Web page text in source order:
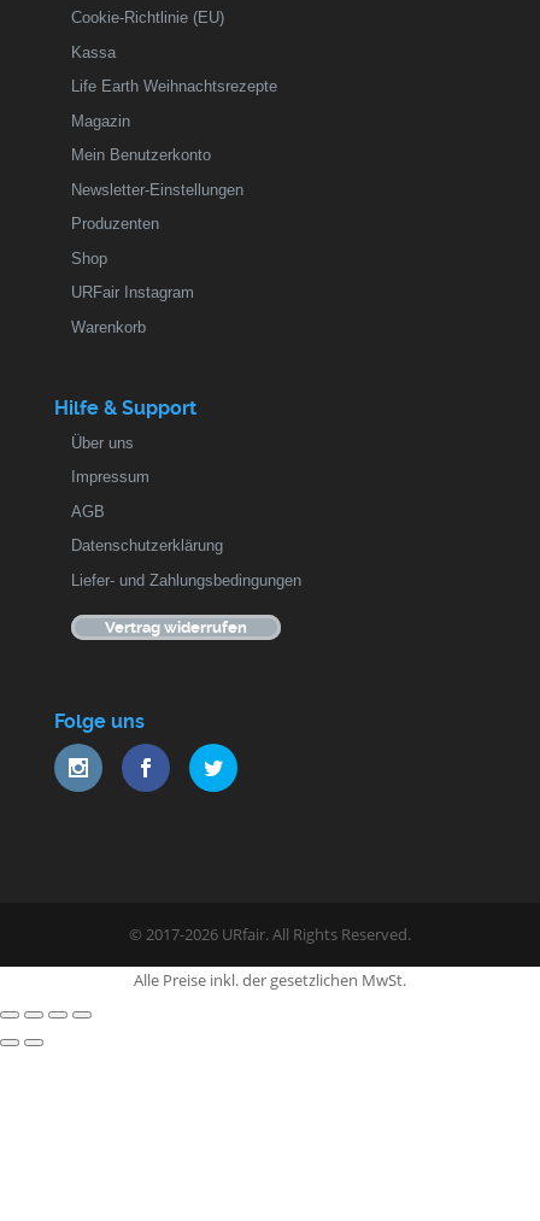
Cookie-Richtlinie (EU)
Kassa
Life Earth Weihnachtsrezepte
Magazin
Mein Benutzerkonto
Newsletter-Einstellungen
Produzenten
Shop
URFair Instagram
Warenkorb
Hilfe & Support
Über uns
Impressum
AGB
Datenschutzerklärung
Liefer- und Zahlungsbedingungen
Vertrag widerrufen
Folge uns
© 2017-2026 URfair. All Rights Reserved.
Alle Preise inkl. der gesetzlichen MwSt.